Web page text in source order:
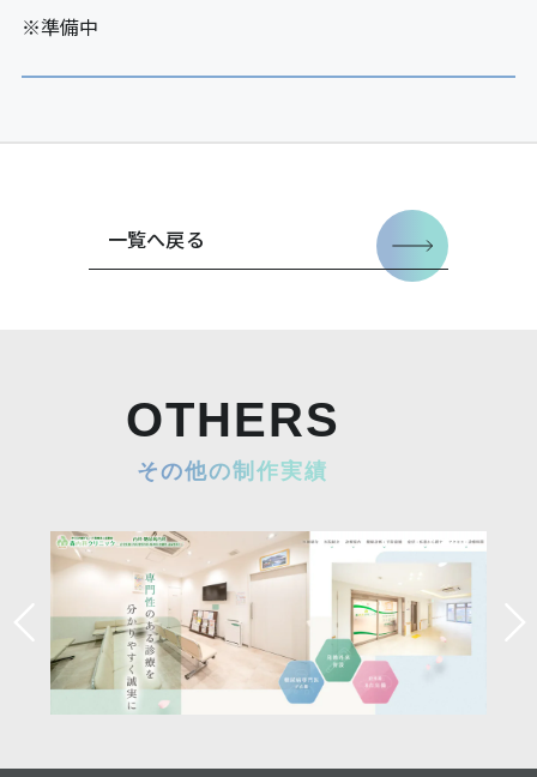
※準備中
一覧へ戻る
OTHERS
その他の制作実績